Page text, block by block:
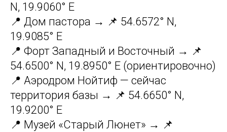
N, 19.9060° E
📍 Дом пастора → 📌 54.6572° N,
19.9085° E
📍 Форт Западный и Восточный → 📌
54.6500° N, 19.8950° E (ориентировочно)
📍 Аэродром Нойтиф — сейчас
территория базы → 📌 54.6650° N,
19.9200° E
📍 Музей «Старый Люнет» → 📌